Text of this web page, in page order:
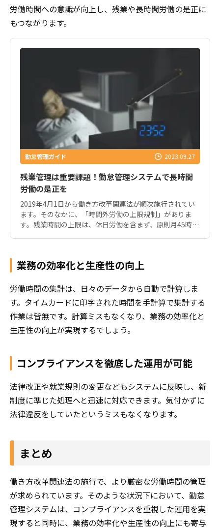
労働時間への意識が向上し、残業や長時間労働の是正に
もつながります。
勤怠管理ガイド 2023.09.27
残業管理は重要課題！勤怠管理システムで長時間
労働の是正を
2019年4月1日から働き方改革関連法が順次施行されてい
ます。そのなかに、「時間外労働の上限規制」がありま
す。残業時間の上限は、休日労働を含まず、原則月45時
いでしょうか。 今回は、働き方改革関連法に準拠した、
て解説します。
業務の効率化と生産性の向上
労働時間の集計は、日々のデータから自動で計算しま
す。タイムカードに印字された時間を手計算で集計する
作業は皆無です。計算ミスもなくなり、業務の効率化と
生産性の向上が実現するでしょう。
コンプライアンスを徹底した運用が可能
法律改正や就業規則の変更などもシステムに反映し、新
制度に準じた処理へと迅速に対応できます。気付かずに
法律違反をしていたというミスもなくなります。
まとめ
働き方改革関連法の施行で、より厳密な労働時間の管理
が求められています。そのような状況下において、勤怠
管理システムは、コンプライアンスを重視した運用を実
現すると同時に、業務の効率化や生産性の向上にも寄与